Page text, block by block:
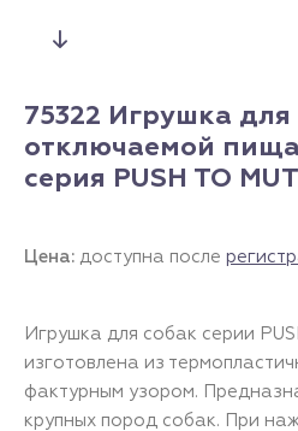
75322 Игрушка для
отключаемой
серия PUSH TO
Цена: доступна после
Игрушка для собак серии
изготовлена из
фактурным узором.
крупных пород собак. При